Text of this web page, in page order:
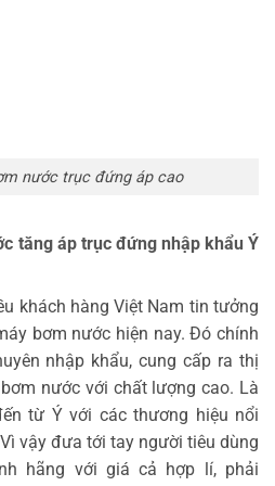
nước trục đứng áp cao
tăng áp trục đứng nhập khẩu Ý
khách hàng Việt Nam tin tưởng
bơm nước hiện nay. Đó chính
nhập khẩu, cung cấp ra thị
nước với chất lượng cao. Là
từ Ý với các thương hiệu nổi
vậy đưa tới tay người tiêu dùng
hãng với giá cả hợp lí, phải